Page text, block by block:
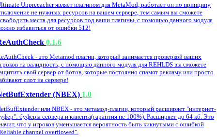
Unprecacher являет плагином для MetaMod, работает он по принципу
не нужных ресурсов на вашем сервере, тем самым вы сможете
места для ресурсов под ваши плагины, с помощью данного модуля
избавиться от ошибки 512!
0.1.6
- это Metamod плагин, который занимается проверкой ваших
на валидность, с помощью данного модуля для REHLDS вы сможете
свой сервер от ботов, которые постоянно спамят рекламу или просто
слот на сервере!
(NBEX) 1.0
или NBEX - это метамод-плагин, который расширяет "интернет-
буферы сервера и клиента(гарантия не 100%). Расширяет до 64 кб. Это
что у игроков уменьшается вероятность быть кикнутыми с ошибкой
channel overflowed".